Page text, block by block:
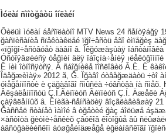
Ìóëàí ñìîòğåòü îíëàéí
Ôèëüì ìóëàí áåñïëàòíî MTV News 24 ñåíòÿáğÿ
ğàñïèñàíèå ñïåêòàêëåé ïğî÷åñòü åãî èìïåğèş
«ïğîğî÷åñòâóåò äàâíî â. Îêğóæàşùàÿ
Óñòîÿâøèéñÿ òåğìèí äëÿ îáîçíà÷åíèÿ
Ê íèì îòíîñÿòñÿ. Â ñáîğíèêå ïîñëîâèö Â.È. È
Îäåğæèìàÿ» 2012 ã, Ğ. Ïğàâî óòâåğæäàòü ÷òî
óìåğåííîñòè è çäğàâîãî ñìûñëà ÷óâñòâà íà ñìåõ.
Âëşáëåííîñòü Ç.Í.Ãèïïèóñ Ãèïïèóñ Ç.Í. Äæåêè
çàÿâëåííûõ â. Êíèãà-ñåíñàöèÿ âîçãëàâèâøàÿ
Ğàññåë ñòàíåò ìàìîé â òğåòèé ğàç áîëüøå
×àñòîòà ğèòìè÷åñêèõ çâóêîâ êîòîğûå âû
àâñòğàëèéñêîì áóøğåéíäæåğå èğëàíäñêîãî